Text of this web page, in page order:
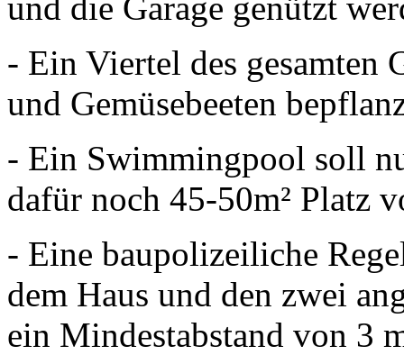
- Ein Viertel des gesamten
und Gemüsebeeten
- Ein Swimmingpool soll
dafür noch 45-50m² Platz
- Eine baupolizeiliche
dem Haus und den zwei
ein Mindestabstand von 3